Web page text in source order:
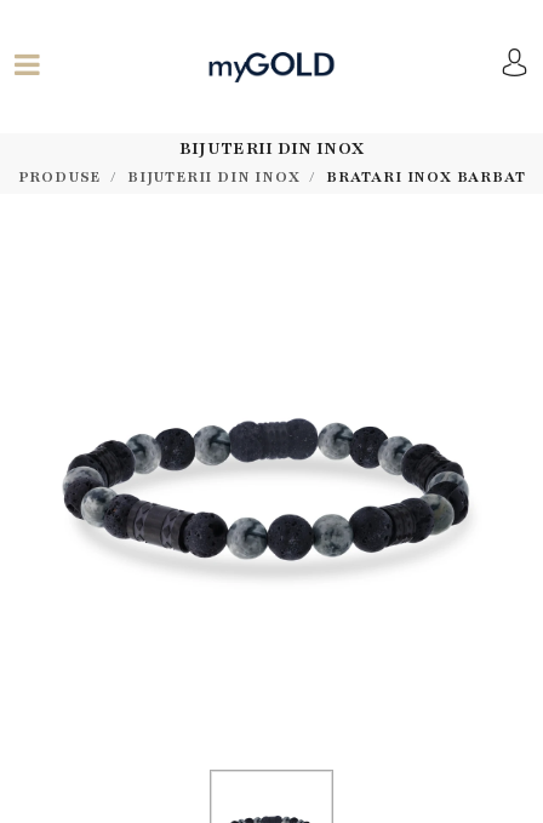
BIJUTERII DIN INOX
PRODUSE BIJUTERII DIN INOX BRATARI INOX BARBAT